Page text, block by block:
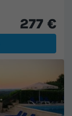
277 €